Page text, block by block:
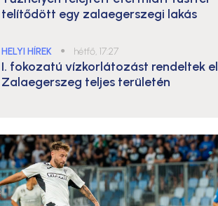
telítődött egy zalaegerszegi lakás
HELYI HÍREK ● hétfő, 17:27
I. fokozatú vízkorlátozást rendeltek el
Zalaegerszeg teljes területén